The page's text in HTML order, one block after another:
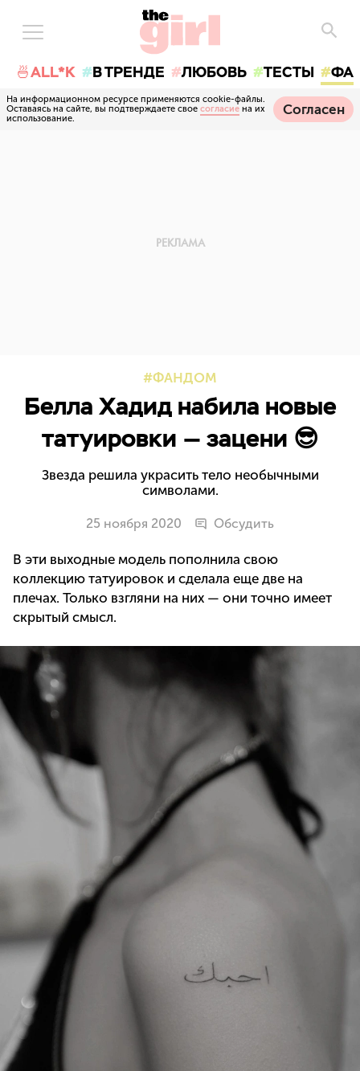
🍜ALL*K В ТРЕНДЕ ЛЮБОВЬ ТЕСТЫ
На информационном ресурсе применяются cookie-файлы.
Оставаясь на сайте, вы подтверждаете свое согласие на их
использование.
Согласен
ФАНДОМ
Белла Хадид набила новые
татуировки — зацени 😎
Звезда решила украсить тело необычными
символами.
25 ноября 2020 Обсудить
В эти выходные модель пополнила свою
коллекцию татуировок и сделала еще две на
плечах. Только взгляни на них — они точно имеет
скрытый смысл.